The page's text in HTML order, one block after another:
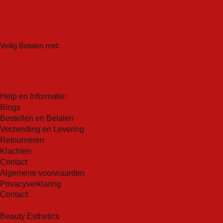
Help en Informatie:
Blogs
Bestellen en Betalen
Verzending en Levering
Retourneren
Klachten
Contact
Algemene voorwaarden
Privacyverklaring
Contact:
Beauty Esthetics
Veilig Betalen met: